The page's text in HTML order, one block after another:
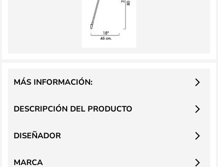
DESCRIPCIÓN DEL PRODUCTO
MÁS INFORMACIÓN:
DISEÑADOR
MARCA